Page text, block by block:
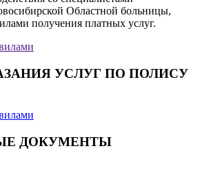
Областной больницы,
получения платных услуг.
УСЛУГ ПО ПОЛИСУ
ДОКУМЕНТЫ